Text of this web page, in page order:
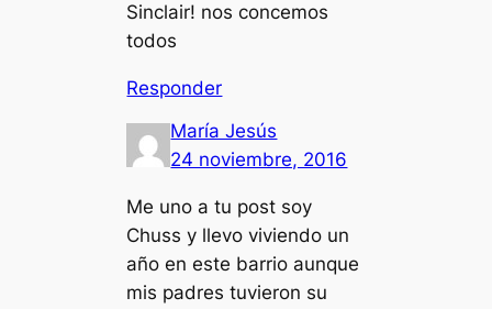
Sinclair! nos concemos
todos
Responder
María Jesús
24 noviembre, 2016
Me uno a tu post soy
Chuss y llevo viviendo un
año en este barrio aunque
mis padres tuvieron su